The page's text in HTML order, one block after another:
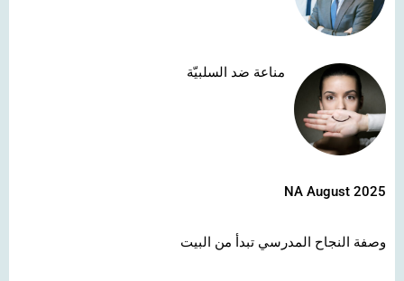
مناعة ضد السلبيّة
NA August 2025
وصفة النجاح المدرسي تبدأ من البيت